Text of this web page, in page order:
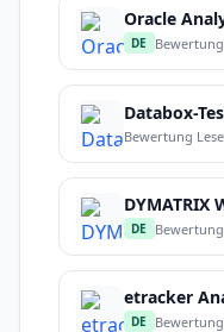
Oracle
DE
Databox-
Bewertung
DYMATRIX
DE
etracker
DE